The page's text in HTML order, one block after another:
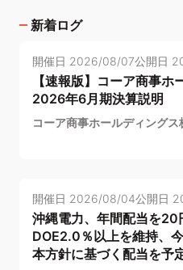
新着ログ
開催日 2026/08/07公開日
【速報版】コーア商事
2026年6月期決算説明
コーア商事ホールディングス
開催日 2026/08/04公開日
沖縄電力、年間配当を
DOE2.0％以上を維持、
本方針に基づく配当を予